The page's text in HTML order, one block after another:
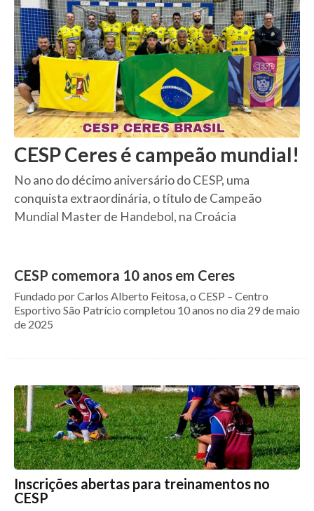
CESP Ceres é campeão mundial!
No ano do décimo aniversário do CESP, uma
conquista extraordinária, o título de Campeão
Mundial Master de Handebol, na Croácia
CESP comemora 10 anos em Ceres
Fundado por Carlos Alberto Feitosa, o CESP – Centro
Esportivo São Patrício completou 10 anos no dia 29 de maio
de 2025
Inscrições abertas para treinamentos no
CESP